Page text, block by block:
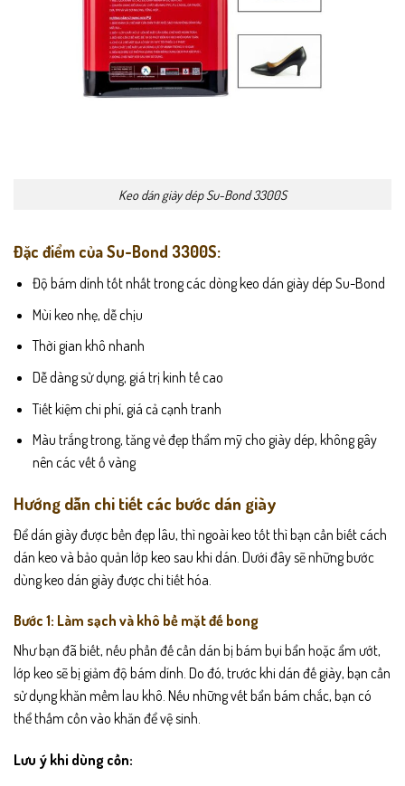
Keo dán giày dép Su-Bond 3300S
Đặc điểm của Su-Bond 3300S:
Độ bám dính tốt nhất trong các dòng keo dán giày dép Su-Bond
Mùi keo nhẹ, dễ chịu
Thời gian khô nhanh
Dễ dàng sử dụng, giá trị kinh tế cao
Tiết kiệm chi phí, giá cả cạnh tranh
Màu trắng trong, tăng vẻ đẹp thẩm mỹ cho giày dép, không gây
nên các vết ố vàng
Hướng dẫn chi tiết các bước dán giày
Để dán giày được bền đẹp lâu, thì ngoài keo tốt thì bạn cần biết cách
dán keo và bảo quản lớp keo sau khi dán. Dưới đây sẽ những bước
dùng keo dán giày được chi tiết hóa.
Bước 1: Làm sạch và khô bề mặt đế bong
Như bạn đã biết, nếu phần đế cần dán bị bám bụi bẩn hoặc ẩm ướt,
lớp keo sẽ bị giảm độ bám dính. Do đó, trước khi dán đế giày, bạn cần
sử dụng khăn mềm lau khô. Nếu những vết bẩn bám chắc, bạn có
thể thấm cồn vào khăn để vệ sinh.
Lưu ý khi dùng cồn: